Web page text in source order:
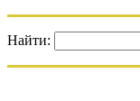
Найти: